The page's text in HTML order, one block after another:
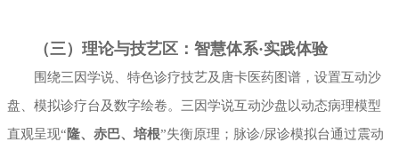
（三）理论与技艺区：智慧体系·实践体验
围绕三因学说、特色诊疗技艺及唐卡医药图谱，设置互动沙
盘、模拟诊疗台及数字绘卷。三因学说互动沙盘以动态病理模型
直观呈现“隆、赤巴、培根”失衡原理；脉诊/尿诊模拟台通过震动